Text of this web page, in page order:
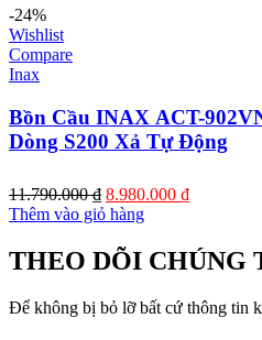
-24%
Wishlist
Compare
Inax
Bồn Cầu INAX ACT-
Dòng S200 Xả Tự Động
11.790.000₫ Giá
gốc
11.790.000 ₫.
8.980.000 ₫Giá
là:
Thêm vào giỏ hàng
THEO DÕI CHÚNG
Để không bị bỏ lỡ bất cứ thông tin